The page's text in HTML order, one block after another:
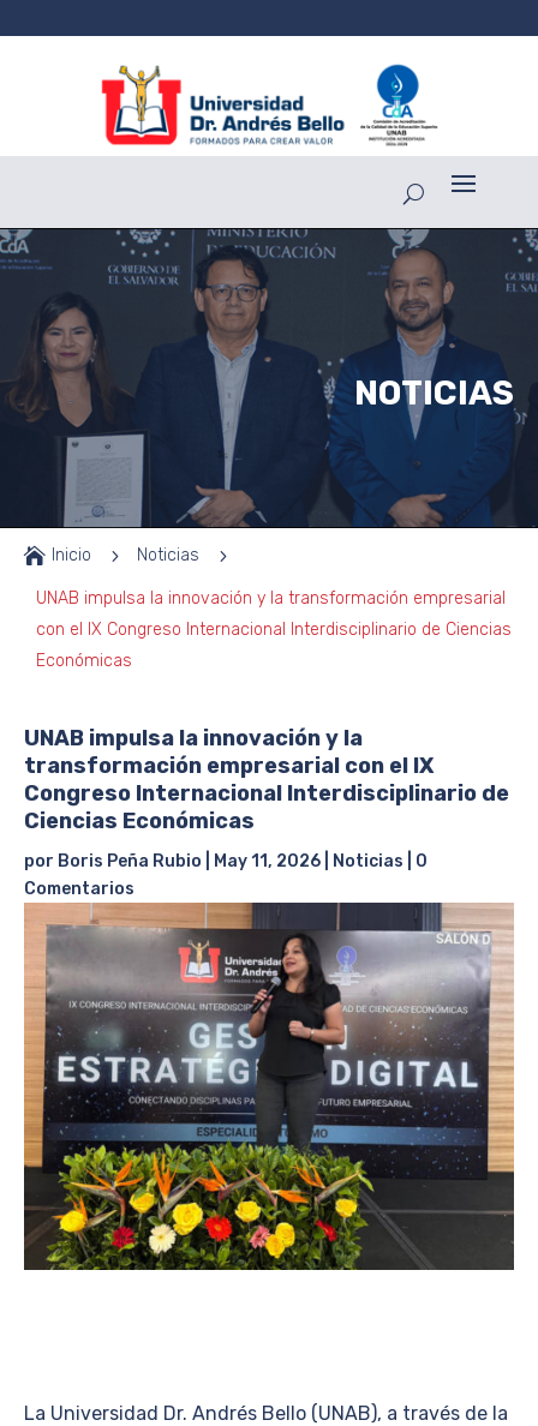
NOTICIAS
 Inicio 5 Noticias 5
UNAB impulsa la innovación y la transformación empresarial
con el IX Congreso Internacional Interdisciplinario de Ciencias
Económicas
UNAB impulsa la innovación y la
transformación empresarial con el IX
Congreso Internacional Interdisciplinario de
Ciencias Económicas
por Boris Peña Rubio May 11, 2026 Noticias
0
Comentarios
La Universidad Dr. Andrés Bello (UNAB), a través de la